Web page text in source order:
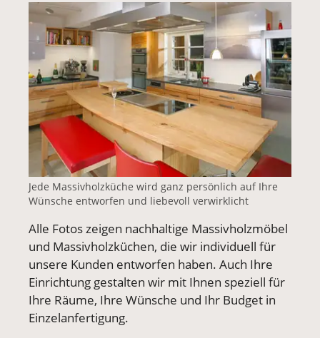
Vergrößerte Version anzeigen für Massivholzküche
Jede Massivholzküche wird ganz persönlich auf Ihre
Wünsche entworfen und liebevoll verwirklicht
Alle Fotos zeigen nachhaltige Massivholzmöbel
und Massivholzküchen, die wir individuell für
unsere Kunden entworfen haben. Auch Ihre
Einrichtung gestalten wir mit Ihnen speziell für
Ihre Räume, Ihre Wünsche und Ihr Budget in
Einzelanfertigung.